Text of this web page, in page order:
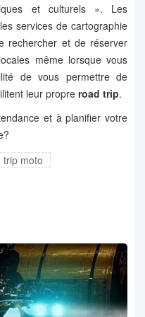
et culturels ». Les
services de cartographie
rechercher et de réserver
même lorsque vous
de vous permettre de
leur propre road trip.
et à planifier votre
trip moto